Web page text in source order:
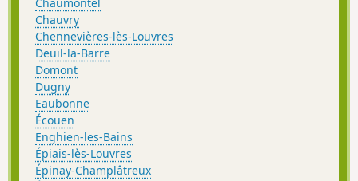
Chaumontel
Chauvry
Chennevières-lès-Louvres
Deuil-la-Barre
Domont
Dugny
Eaubonne
Écouen
Enghien-les-Bains
Épiais-lès-Louvres
Épinay-Champlâtreux